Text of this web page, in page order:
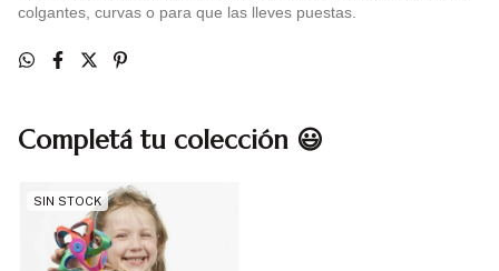
colgantes, curvas o para que las lleves puestas.
Completá tu colección 😃
SIN STOCK